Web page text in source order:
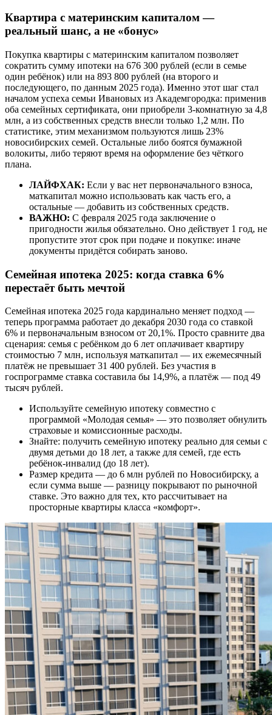
Квартира с материнским капиталом —
реальный шанс, а не «бонус»
Покупка квартиры с материнским капиталом позволяет
сократить сумму ипотеки на 676 300 рублей (если в семье
один ребёнок) или на 893 800 рублей (на второго и
последующего, по данным 2025 года). Именно этот шаг стал
началом успеха семьи Ивановых из Академгородка: применив
оба семейных сертификата, они приобрели 3-комнатную за 4,8
млн, а из собственных средств внесли только 1,2 млн. По
статистике, этим механизмом пользуются лишь 23%
новосибирских семей. Остальные либо боятся бумажной
волокиты, либо теряют время на оформление без чёткого
плана.
ЛАЙФХАК: Если у вас нет первоначального взноса,
маткапитал можно использовать как часть его, а
остальные — добавить из собственных средств.
ВАЖНО: С февраля 2025 года заключение о
пригодности жилья обязательно. Оно действует 1 год, не
пропустите этот срок при подаче и покупке: иначе
документы придётся собирать заново.
Семейная ипотека 2025: когда ставка 6%
перестаёт быть мечтой
Семейная ипотека 2025 года кардинально меняет подход —
теперь программа работает до декабря 2030 года со ставкой
6% и первоначальным взносом от 20,1%. Просто сравните два
сценария: семья с ребёнком до 6 лет оплачивает квартиру
стоимостью 7 млн, используя маткапитал — их ежемесячный
платёж не превышает 31 400 рублей. Без участия в
госпрограмме ставка составила бы 14,9%, а платёж — под 49
тысяч рублей.
Используйте семейную ипотеку совместно с
программой «Молодая семья» — это позволяет обнулить
страховые и комиссионные расходы.
Знайте: получить семейную ипотеку реально для семьи с
двумя детьми до 18 лет, а также для семей, где есть
ребёнок-инвалид (до 18 лет).
Размер кредита — до 6 млн рублей по Новосибирску, а
если сумма выше — разницу покрывают по рыночной
ставке. Это важно для тех, кто рассчитывает на
просторные квартиры класса «комфорт».